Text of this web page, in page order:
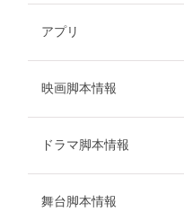
アプリ
映画脚本情報
ドラマ脚本情報
舞台脚本情報